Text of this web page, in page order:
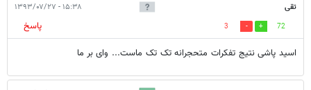
تقی ۱۵:۳۸ - ۱۳۹۳/۰۷/۲۷
72
3
پاسخ
اسید پاشی نتیج تفکرات متحجرانه تک تک ماست... وای بر ما